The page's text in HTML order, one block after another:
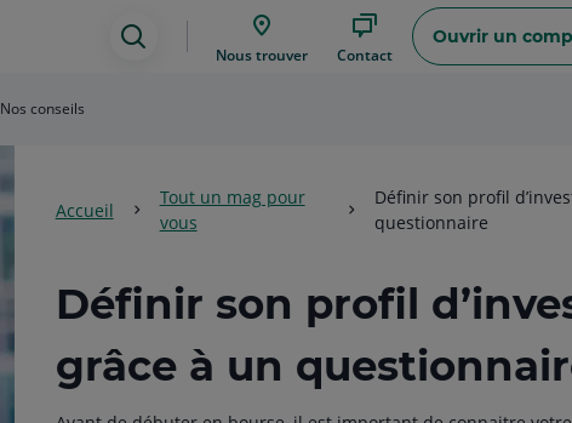
Assistance
Nous trouver Contact
Ouvrir un
Nos conseils
Accueil
Tout un mag pour
vous
Définir son profil
questionnaire
Définir son profil
grâce à un